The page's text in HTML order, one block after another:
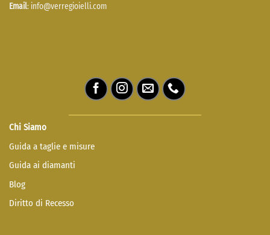
Email: info@verregioielli.com
Chi Siamo
Guida a taglie e misure
Guida ai diamanti
Blog
Diritto di Recesso